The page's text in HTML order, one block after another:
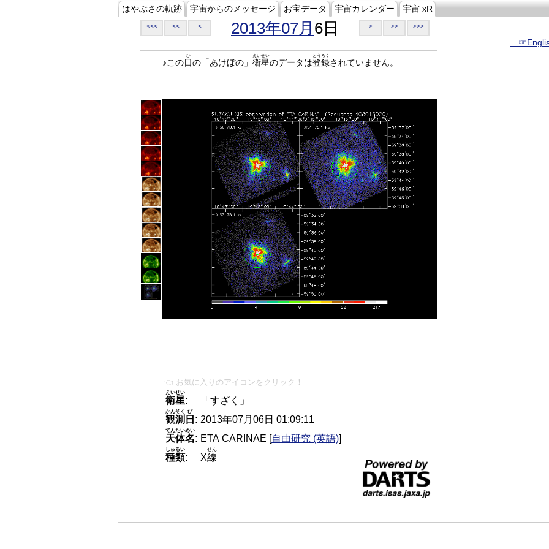
はやぶさの軌跡 宇宙からのメッセージ お宝データ 宇宙カレンダー 宇宙 xR
<<< << < 2013年07月 6日 > >> >>>
♪この日
ひ
の「あけぼの」 衛星
えいせい
のデータは登録
とうろく
されていません。
👈 お気に入りのアイコンをクリック！
衛星
えいせい
:
「すざく」
観測
かんそく
日
び
: 2013年07月06日 01:09:11
天体名
てんたいめい
: ETA CARINAE [自由研究 (英語)]
種類
しゅるい
: X線
せん